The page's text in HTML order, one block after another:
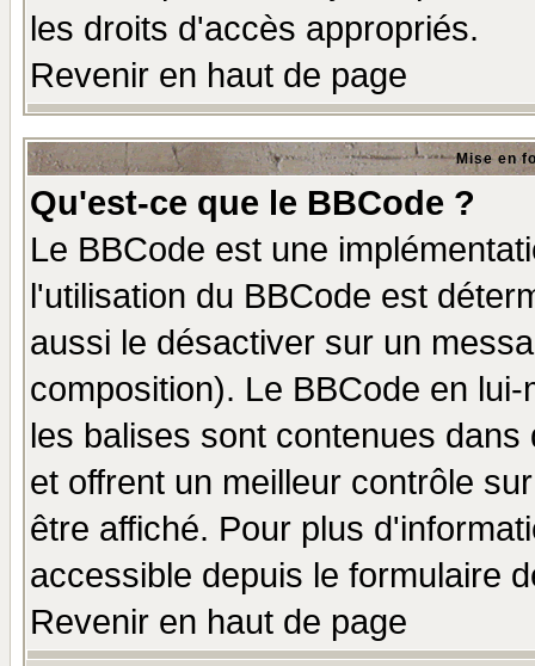
les droits d'accès appropriés.
Revenir en haut de page
Mise en
Qu'est-ce que le BBCode ?
Le BBCode est une
l'utilisation du BBCode est
aussi le désactiver sur un
composition). Le BBCode en
les balises sont contenues
et offrent un meilleur contrôle
être affiché. Pour plus
accessible depuis le formulaire
Revenir en haut de page